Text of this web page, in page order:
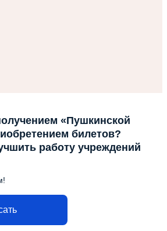
«Пушкинской
билетов?
работу учреждений